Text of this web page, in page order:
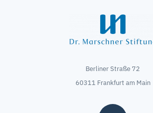
Berliner Straße 72
60311 Frankfurt am Main